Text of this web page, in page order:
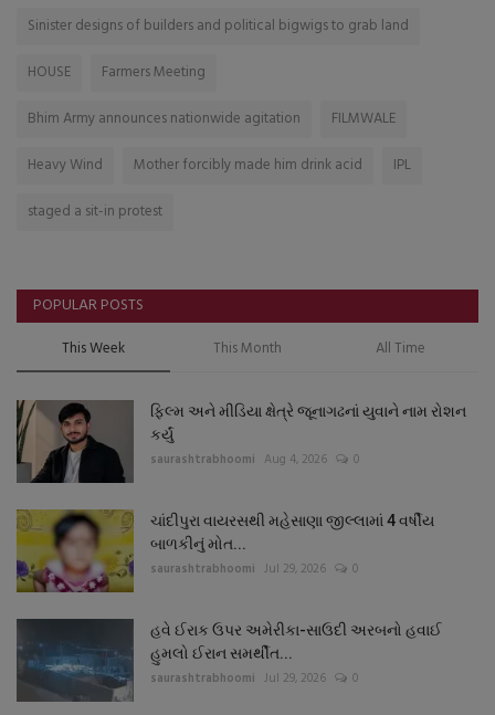
Sinister designs of builders and political bigwigs to grab land
HOUSE
Farmers Meeting
Bhim Army announces nationwide agitation
FILMWALE
Heavy Wind
Mother forcibly made him drink acid
IPL
staged a sit-in protest
POPULAR POSTS
This Week This Month All Time
ફિલ્મ અને મીડિયા ક્ષેત્રે જૂનાગઢનાં યુવાને નામ રોશન
કર્યું
saurashtrabhoomi Aug 4, 2026 0
ચાંદીપુરા વાયરસથી મહેસાણા જીલ્લામાં 4 વર્ષીય
બાળકીનું મોત...
saurashtrabhoomi Jul 29, 2026 0
હવે ઈરાક ઉપર અમેરીકા-સાઉદી અરબનો હવાઈ
હુમલો ઈરાન સમર્થીત...
saurashtrabhoomi Jul 29, 2026 0